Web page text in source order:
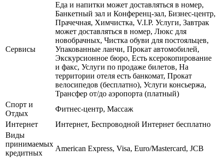
Сервисы
Еда и напитки может доставляться в номер,
Банкетный зал и Конференц-зал, Бизнес-центр,
Прачечная, Химчистка, V.I.P. Услуги, Завтрак
может доставляться в номер, Люкс для
новобрачных, Чистка обуви для постояльцев,
Упакованные ланчи, Прокат автомобилей,
Экскурсионное бюро, Есть ксерокопирование
и факс, Услуги по продаже билетов, На
территории отеля есть банкомат, Прокат
велосипедов (бесплатно), Услуги консьержа,
Трансфер от/до аэропорта (платный)
Спорт и
Отдых
Фитнес-центр, Массаж
Интернет
Интернет, Беспроводной Интернет бесплатно
Виды
принимаемых
кредитных
American Express, Visa, Euro/Mastercard, JCB